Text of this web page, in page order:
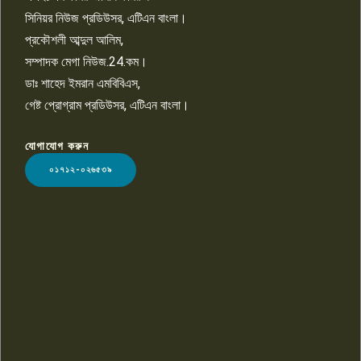
LOGO
সিনিয়র নিউজ প্রডিউসর, এটিএন বাংলা।
প্রকৌশলী আব্দুল আলিম,
সম্পাদক মেগা নিউজ.24.কম।
ডাঃ শাহেদ ইমরান এমবিবিএস,
গেষ্ট প্রোগ্রাম প্রডিউসর, এটিএন বাংলা।
যোগাযোগ করুন
০১৭১২-০২৬৫৩৯